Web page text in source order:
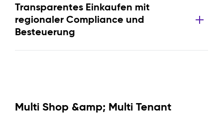
Transparentes Einkaufen mit
regionaler Compliance und
Besteuerung
Multi Shop &amp; Multi Tenant